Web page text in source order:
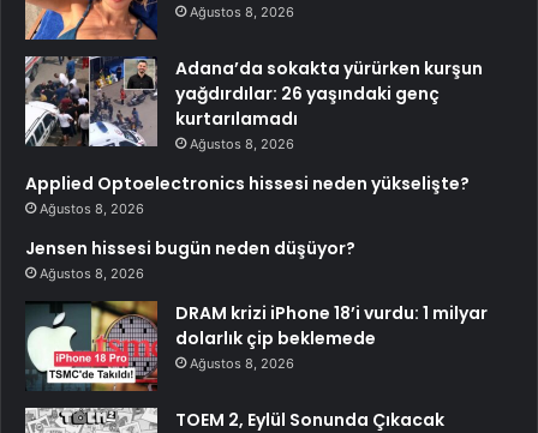
Ağustos 8, 2026
Adana’da sokakta yürürken kurşun
yağdırdılar: 26 yaşındaki genç
kurtarılamadı
Ağustos 8, 2026
Applied Optoelectronics hissesi neden yükselişte?
Ağustos 8, 2026
Jensen hissesi bugün neden düşüyor?
Ağustos 8, 2026
DRAM krizi iPhone 18’i vurdu: 1 milyar
dolarlık çip beklemede
Ağustos 8, 2026
TOEM 2, Eylül Sonunda Çıkacak